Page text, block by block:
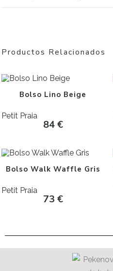
Productos Relacionados
Bolso Lino Beige
Petit Praia
84€
Bolso Walk Waffle Gris
Petit Praia
73 €